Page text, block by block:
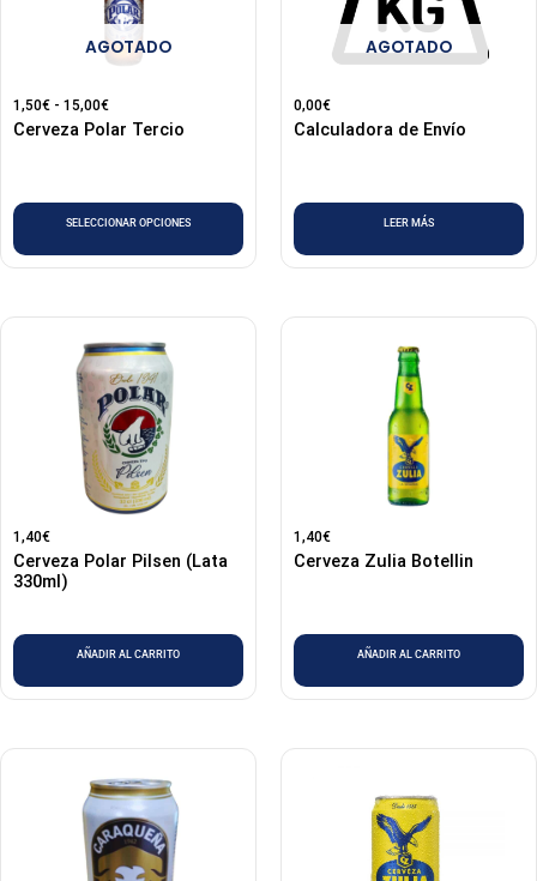
AGOTADO
1,50€ - 15,00€
Cerveza Polar Tercio
SELECCIONAR OPCIONES
se
pueden
en
página
producto
AGOTADO
0,00€
Calculadora de Envío
LEER MÁS
1,40€
Cerveza Polar Pilsen (Lata
330ml)
AÑADIR AL CARRITO
1,40€
Cerveza Zulia Botellin
AÑADIR AL CARRITO